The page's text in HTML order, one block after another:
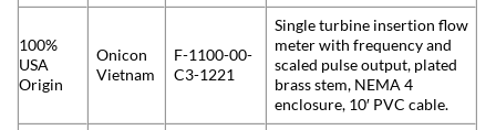
100%
USA
Origin
Onicon
Vietnam
F-1100-00-
C3-1221
Single turbine insertion flow
meter with frequency and
scaled pulse output, plated
brass stem, NEMA 4
enclosure, 10′ PVC cable.